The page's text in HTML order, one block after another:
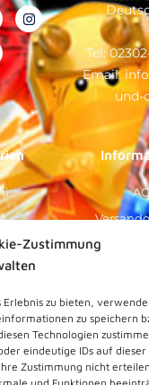
Zustimmung
Erlebnis zu bieten,
zu speichern
Technologien
eindeutige IDs auf dieser
Zustimmung nicht
I
n
s
t
a
g
r
a
m
Tel:
Email:
und-